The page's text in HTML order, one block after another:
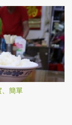
、簡單